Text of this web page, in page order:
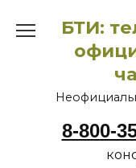
содержанию
БТИ:
8-800-